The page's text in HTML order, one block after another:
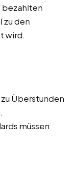
bezahlten
zu den
wird.
Überstunden
müssen